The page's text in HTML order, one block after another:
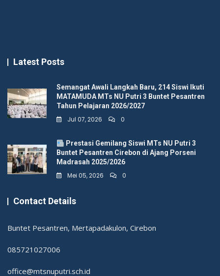
Latest Posts
Semangat Awali Langkah Baru, 214 Siswi Ikuti
MATAMUDA MTs NU Putri 3 Buntet Pesantren
Tahun Pelajaran 2026/2027
Jul 07, 2026 0
Prestasi Gemilang Siswi MTs NU Putri 3
Buntet Pesantren Cirebon di Ajang Porseni
Madrasah 2025/2026
Mei 05, 2026 0
Contact Details
Buntet Pesantren, Mertapadakulon, Cirebon
085721027006
office@mtsnuputri.sch.id